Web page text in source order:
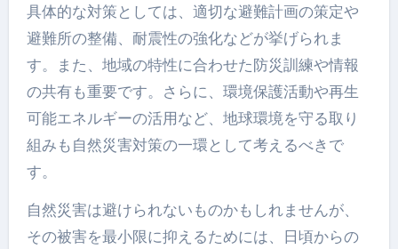
具体的な対策としては、適切な避難計画の策定や
避難所の整備、耐震性の強化などが挙げられま
す。また、地域の特性に合わせた防災訓練や情報
の共有も重要です。さらに、環境保護活動や再生
可能エネルギーの活用など、地球環境を守る取り
組みも自然災害対策の一環として考えるべきで
す。
自然災害は避けられないものかもしれませんが、
その被害を最小限に抑えるためには、日頃からの